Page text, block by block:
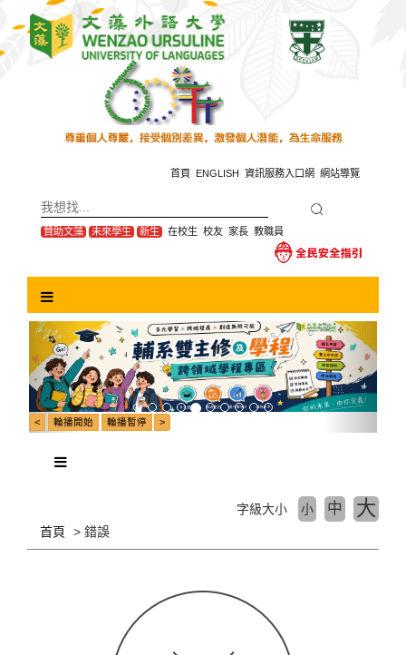
主
首頁 ENGLISH 資訊服務入口網 網站導覽
贊助文藻 未來學生 新生 在校生 校友 家長 教職員
Previous Next
首頁 錯誤
字級大小 小 中 大